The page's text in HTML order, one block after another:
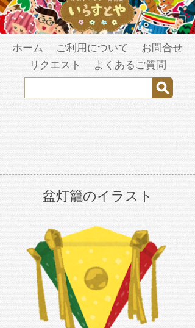
ホーム ご利用について
お問合せ
リクエスト
よくあるご質問
盆灯籠のイラスト